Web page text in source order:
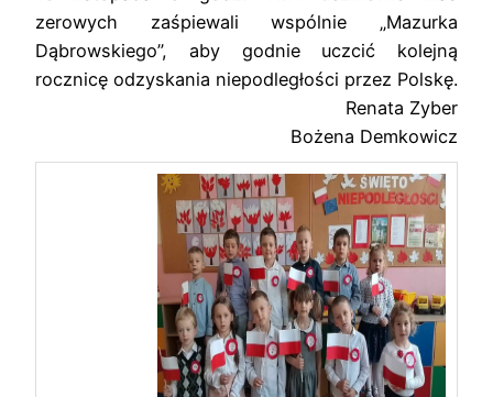
zerowych zaśpiewali wspólnie „Mazurka
Dąbrowskiego”, aby godnie uczcić kolejną
rocznicę odzyskania niepodległości przez Polskę.
Renata Zyber
Bożena Demkowicz